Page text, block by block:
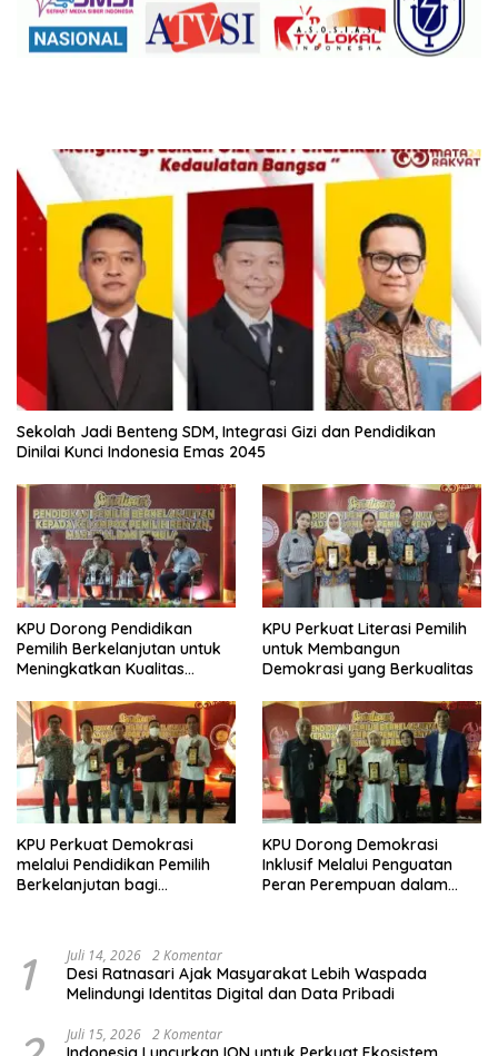
Sekolah Jadi Benteng SDM, Integrasi Gizi dan Pendidikan
Dinilai Kunci Indonesia Emas 2045
KPU Dorong Pendidikan
Pemilih Berkelanjutan untuk
Meningkatkan Kualitas
KPU Perkuat Literasi Pemilih
untuk Membangun
Demokrasi yang Berkualitas
KPU Perkuat Demokrasi
melalui Pendidikan Pemilih
Berkelanjutan bagi
KPU Dorong Demokrasi
Inklusif Melalui Penguatan
Peran Perempuan dalam
1 Juli 14, 2026 2 Komentar
Desi Ratnasari Ajak Masyarakat Lebih Waspada
Melindungi Identitas Digital dan Data Pribadi
Juli 15, 2026 2 Komentar